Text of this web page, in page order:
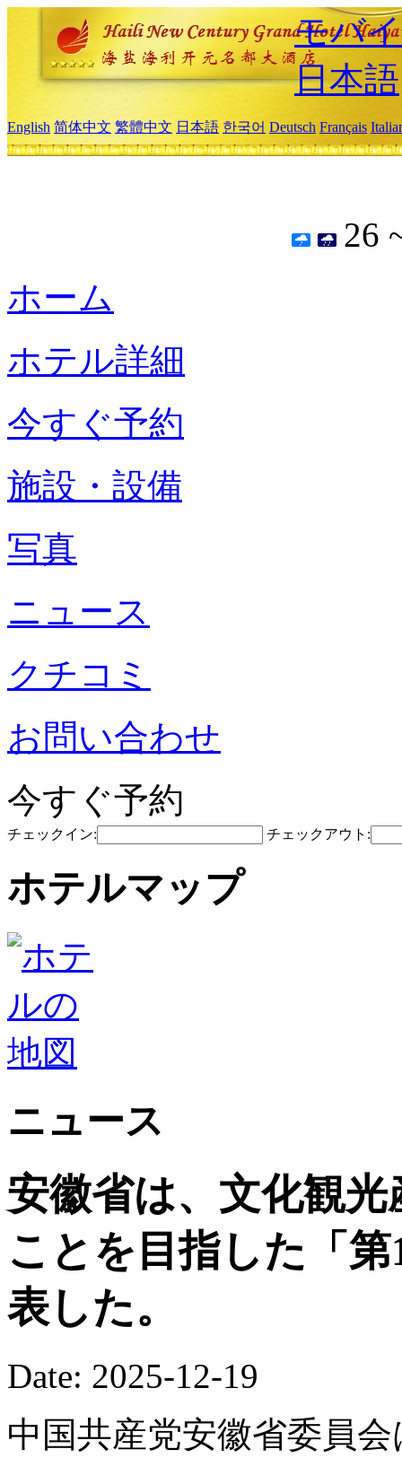
モバ
日本語
English 简体中文 繁體中文 日本語 한국어 Deutsch Français
26
ホーム
ホテル詳細
今すぐ予約
施設・設備
写真
ニュース
クチコミ
お問い合わせ
今すぐ予約
チェックイン: チェックアウト:
ホテルマップ
ニュース
安徽省は、文化観
ことを目指した「
表した。
Date: 2025-12-19
中国共産党安徽省委員